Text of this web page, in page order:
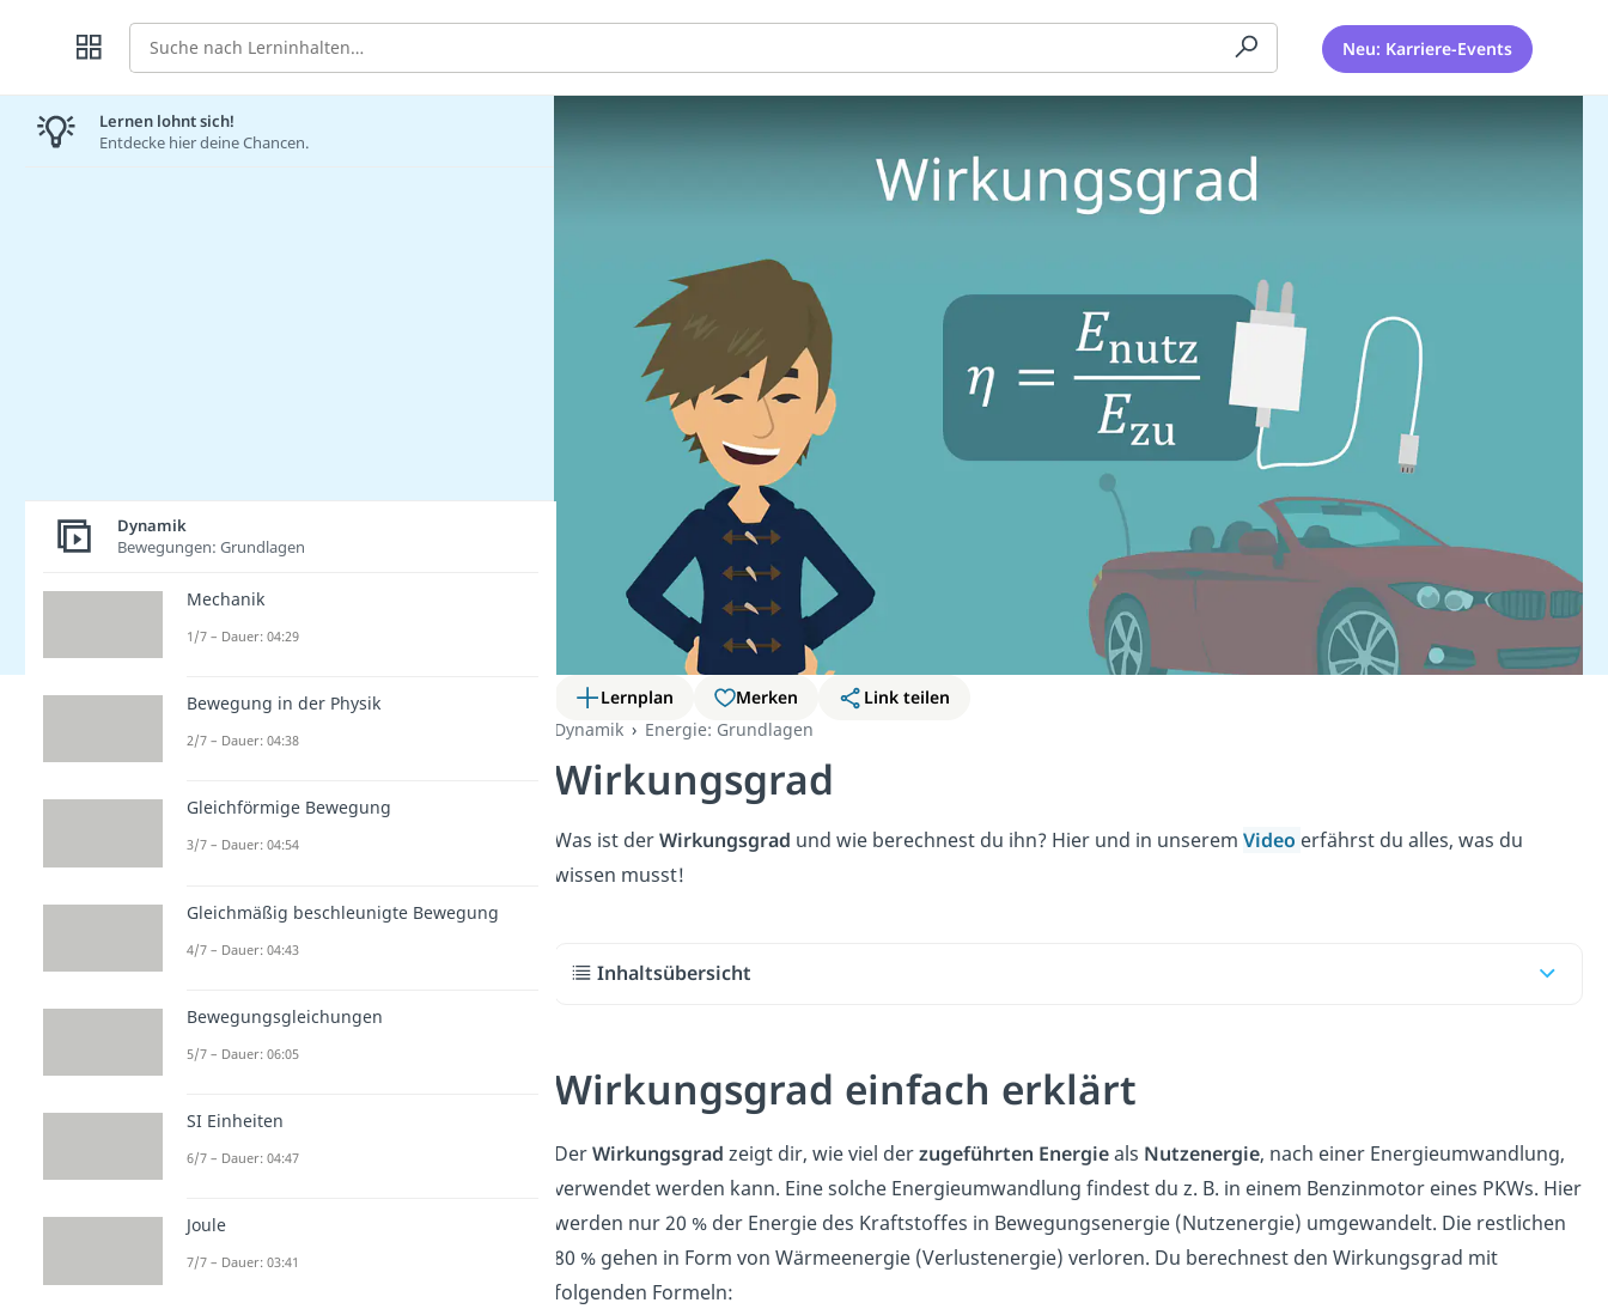
Suche Neu: Karriere-Events
Lernplan Merken
Link teilen
Dynamik
Energie: Grundlagen
Wirkungsgrad
Was ist derWirkungsgrad und wie berechnest du ihn? Hier und in unserem Video erfährst du alles, was du
wissen musst!
Inhaltsübersicht
Wirkungsgrad einfach erklärt
DerWirkungsgrad zeigt dir, wie viel derzugeführten Energieals Nutzenergie, nach einer Energieumwandlung,
verwendet werden kann. Eine solche Energieumwandlung findest du z. B. in einem Benzinmotor eines PKWs. Hier
werden nur 20 % der Energie des Kraftstoffes in Bewegungsenergie (Nutzenergie) umgewandelt. Die restlichen
80 % gehen in Form von Wärmeenergie (Verlustenergie) verloren. Du berechnest den Wirkungsgrad mit
folgenden Formeln:
Lernen lohnt sich!
Entdecke hier deine Chancen.
Dynamik
Bewegungen: Grundlagen
Mechanik
1/7 – Dauer: 04:29
Bewegung in der Physik
2/7 – Dauer: 04:38
Gleichförmige Bewegung
3/7 – Dauer: 04:54
Gleichmäßig beschleunigte Bewegung
4/7 – Dauer: 04:43
Bewegungsgleichungen
5/7 – Dauer: 06:05
SI Einheiten
6/7 – Dauer: 04:47
Joule
7/7 – Dauer: 03:41